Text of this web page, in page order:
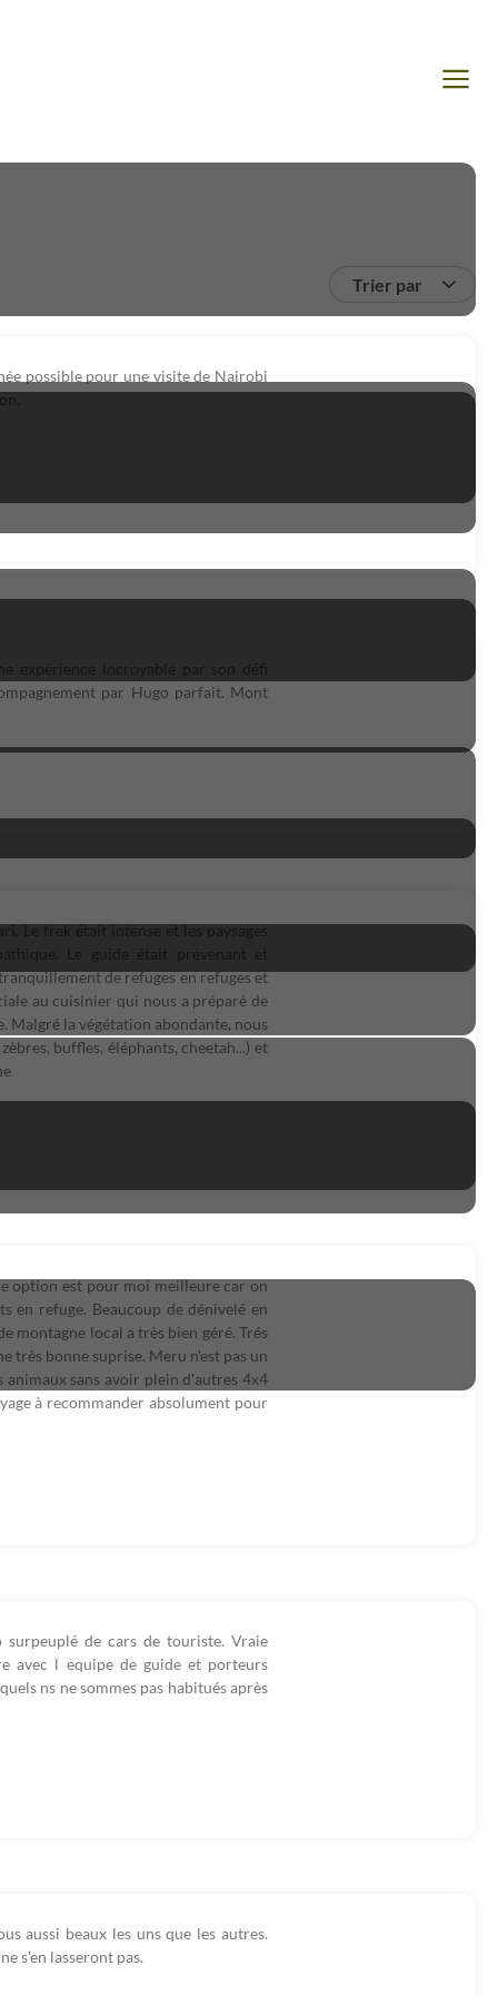
Trier par
possible pour une visite de Nairobi
par Hugo parfait. Mont
de refuges en refuges et
au cuisinier qui nous a préparé de
Malgré la végétation abondante, nous
buffles, éléphants, cheetah...) et
option est pour moi meilleure car on
en refuge. Beaucoup de dénivelé en
montagne local a très bien géré. Trés
très bonne suprise. Meru n'est pas un
sans avoir plein d'autres 4x4
à recommander absolument pour
surpeuplé de cars de touriste. Vraie
avec l equipe de guide et porteurs
ns ne sommes pas habitués après
aussi beaux les uns que les autres.
s'en lasseront pas.